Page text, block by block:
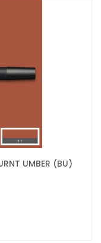
UMBER (BU)